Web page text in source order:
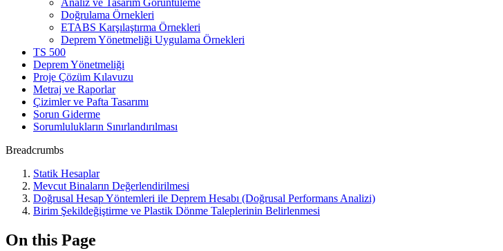
Analiz ve Tasarım Görüntüleme
Doğrulama Örnekleri
ETABS Karşılaştırma Örnekleri
Deprem Yönetmeliği Uygulama Örnekleri
TS 500
Deprem Yönetmeliği
Proje Çözüm Kılavuzu
Metraj ve Raporlar
Çizimler ve Pafta Tasarımı
Sorun Giderme
Sorumlulukların Sınırlandırılması
Breadcrumbs
Statik Hesaplar
Mevcut Binaların Değerlendirilmesi
Doğrusal Hesap Yöntemleri ile Deprem Hesabı (Doğrusal Performans Analizi)
Birim Şekildeğiştirme ve Plastik Dönme Taleplerinin Belirlenmesi
On this Page